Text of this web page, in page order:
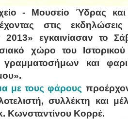
- Μουσείο Ύδρας
στις
2013» εγκαινίασαν το
χώρο του
και
με τους φάρους
συλλέκτη και
Κωνσταντίνου Κορρέ.